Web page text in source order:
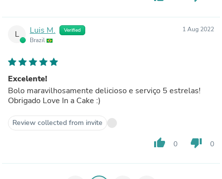
L Luis M. Verified
Brazil
1 Aug 2022
Excelente!
Bolo maravilhosamente delicioso e serviço 5 estrelas!
Obrigado Love In a Cake :)
Review collected from invite
thumb_up 0 thumb_down 0